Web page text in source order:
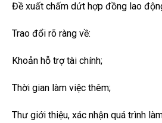
Đề xuất chấm dứt hợp đồng lao
Trao đổi rõ ràng về:
Khoản hỗ trợ tài chính;
Thời gian làm việc thêm;
Thư giới thiệu, xác nhận quá trình